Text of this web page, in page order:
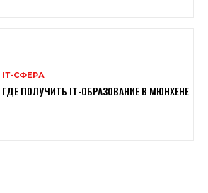
ІТ-СФЕРА
ГДЕ ПОЛУЧИТЬ IT-ОБРАЗОВАНИЕ В МЮНХЕНЕ